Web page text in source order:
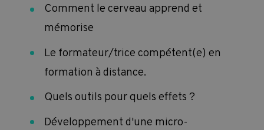
Comment le cerveau apprend et
mémorise
Le formateur/trice compétent(e) en
formation à distance.
Quels outils pour quels effets ?
Développement d'une micro-